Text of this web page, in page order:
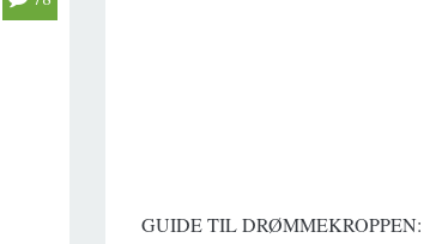
GUIDE TIL DRØMMEKROPPEN: